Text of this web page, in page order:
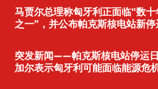
马贾尔总理称匈牙利正面临“数
之一”，并公布帕克斯核电站新
突发新闻——帕克斯核电站停运
加尔表示匈牙利可能面临能源危